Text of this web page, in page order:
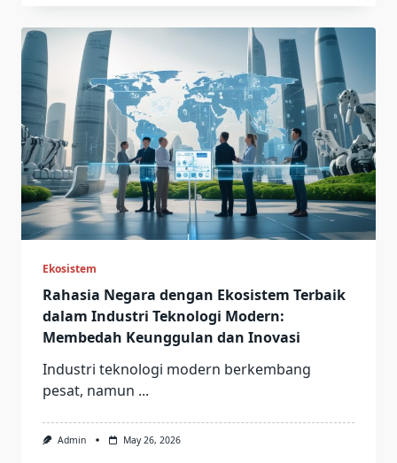
Ekosistem
Rahasia Negara dengan Ekosistem Terbaik
dalam Industri Teknologi Modern:
Membedah Keunggulan dan Inovasi
Industri teknologi modern berkembang
pesat, namun ...
Admin May 26, 2026